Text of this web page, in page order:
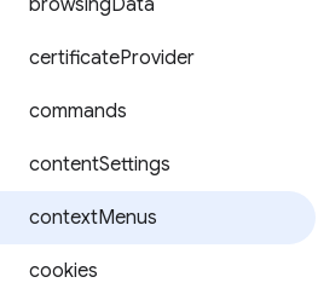
browsingData
certificateProvider
commands
contentSettings
contextMenus
cookies